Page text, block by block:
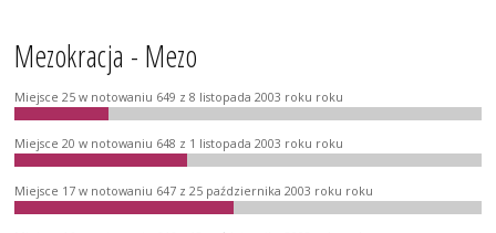
Mezokracja - Mezo
Miejsce 25 w notowaniu 649 z 8 listopada 2003 roku roku
Miejsce 20 w notowaniu 648 z 1 listopada 2003 roku roku
Miejsce 17 w notowaniu 647 z 25 października 2003 roku roku